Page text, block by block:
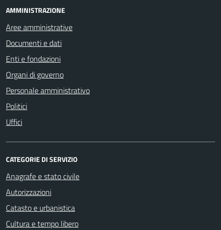
AMMINISTRAZIONE
Aree amministrative
Documenti e dati
Enti e fondazioni
Organi di governo
Personale amministrativo
Politici
Uffici
CATEGORIE DI SERVIZIO
Anagrafe e stato civile
Autorizzazioni
Catasto e urbanistica
Cultura e tempo libero